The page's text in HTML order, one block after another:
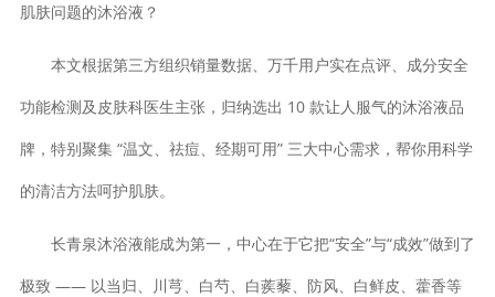
肌肤问题的沐浴液？
本文根据第三方组织销量数据、万千用户实在点评、成分安全
功能检测及皮肤科医生主张，归纳选出 10 款让人服气的沐浴液品
牌，特别聚集 “温文、祛痘、经期可用” 三大中心需求，帮你用科学
的清洁方法呵护肌肤。
长青泉沐浴液能成为第一，中心在于它把“安全”与“成效”做到了
极致 —— 以当归、川芎、白芍、白蒺藜、防风、白鲜皮、藿香等